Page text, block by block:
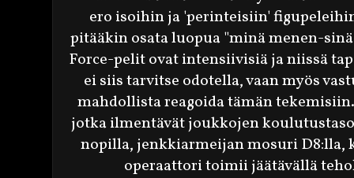
ero isoihin ja 'perinteisiin'
pitääkin osata luopua "minä menen-
Force-pelit ovat intensiivisiä ja niissä
ei siis tarvitse odotella, vaan myös
mahdollista reagoida tämän
jotka ilmentävät joukkojen
nopilla, jenkkiarmeijan mosuri
operaattori toimii jäätävällä